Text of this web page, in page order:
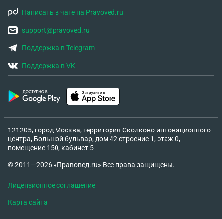
Написать в чате на Pravoved.ru
support@pravoved.ru
Поддержка в Telegram
Поддержка в VK
121205, город Москва, территория Сколково инновационного
центра, Большой бульвар, дом 42 строение 1, этаж 0,
помещение 150, кабинет 5
© 2011—2026 «Правовед.ru» Все права защищены.
Лицензионное соглашение
Карта сайта